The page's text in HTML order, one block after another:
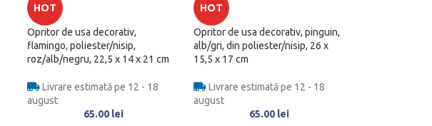
HOT
Opritor de usa decorativ,
flamingo, poliester/nisip,
roz/alb/negru, 22,5 x 14 x 21 cm
Livrare estimată pe 12 - 18
august
65.00 lei
HOT
Opritor de usa decorativ, pinguin,
alb/gri, din poliester/nisip, 26 x
15,5 x 17 cm
Livrare estimată pe 12 - 18
august
65.00 lei